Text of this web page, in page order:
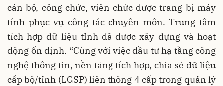
cán bộ, công chức, viên chức được trang bị máy
tính phục vụ công tác chuyên môn. Trung tâm
tích hợp dữ liệu tỉnh đã được xây dựng và hoạt
động ổn định. “Cùng với việc đầu tư hạ tầng công
nghệ thông tin, nền tảng tích hợp, chia sẻ dữ liệu
cấp bộ/tỉnh (LGSP) liên thông 4 cấp trong quản lý